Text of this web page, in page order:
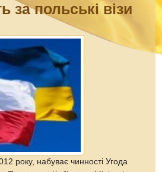
за польські візи
року, набуває чинності Угода